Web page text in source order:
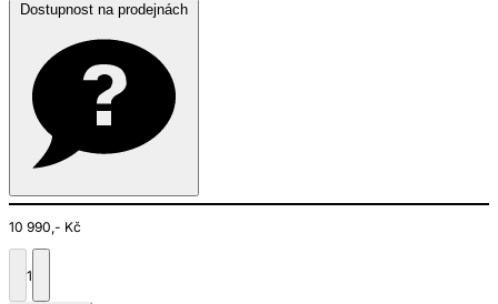
10 990,- Kč
1